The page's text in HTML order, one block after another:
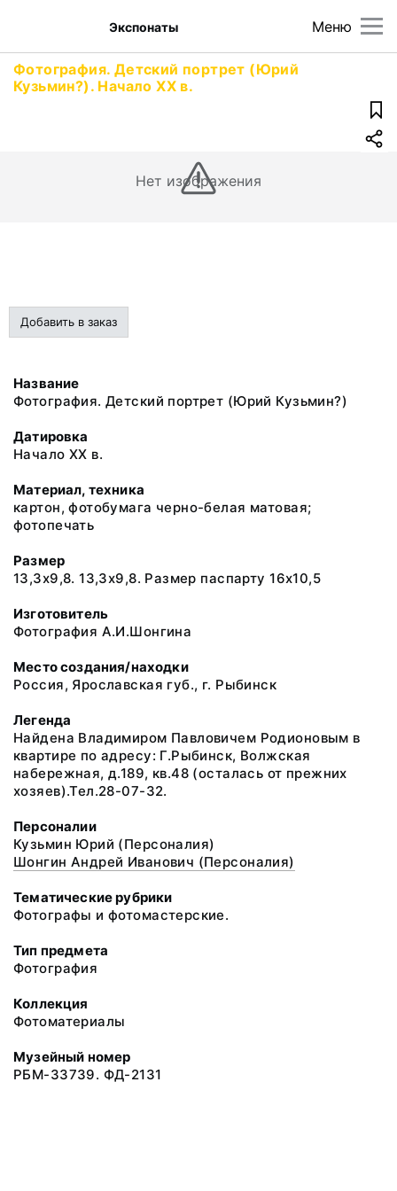
Меню
Экспонаты
Фотография. Детский портрет (Юрий
Кузьмин?). Начало XX в.
Нет изображения
Добавить в заказ
Название
Фотография. Детский портрет (Юрий Кузьмин?)
Датировка
Начало XX в.
Материал, техника
картон, фотобумага черно-белая матовая;
фотопечать
Размер
13,3х9,8. 13,3х9,8. Размер паспарту 16х10,5
Изготовитель
Фотография А.И.Шонгина
Место создания/находки
Россия, Ярославская губ., г. Рыбинск
Легенда
Найдена Владимиром Павловичем Родионовым в
квартире по адресу: Г.Рыбинск, Волжская
набережная, д.189, кв.48 (осталась от прежних
хозяев).Тел.28-07-32.
Персоналии
Кузьмин Юрий (Персоналия)
Шонгин Андрей Иванович (Персоналия)
Тематические рубрики
Фотографы и фотомастерские.
Тип предмета
Фотография
Коллекция
Фотоматериалы
Музейный номер
РБМ-33739. ФД-2131